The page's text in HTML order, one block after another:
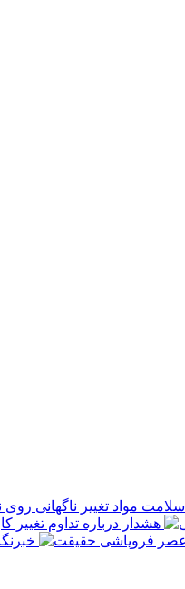
سلامت مواد
هشدار درباره تداوم